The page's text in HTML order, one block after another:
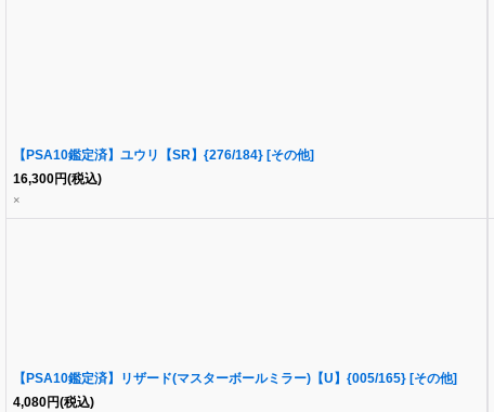
【PSA10鑑定済】ユウリ【SR】{276/184} [その他]
16,300円(税込)
×
【PSA10鑑定済】リザード(マスターボールミラー)【U】{005/165} [その他]
4,080円(税込)